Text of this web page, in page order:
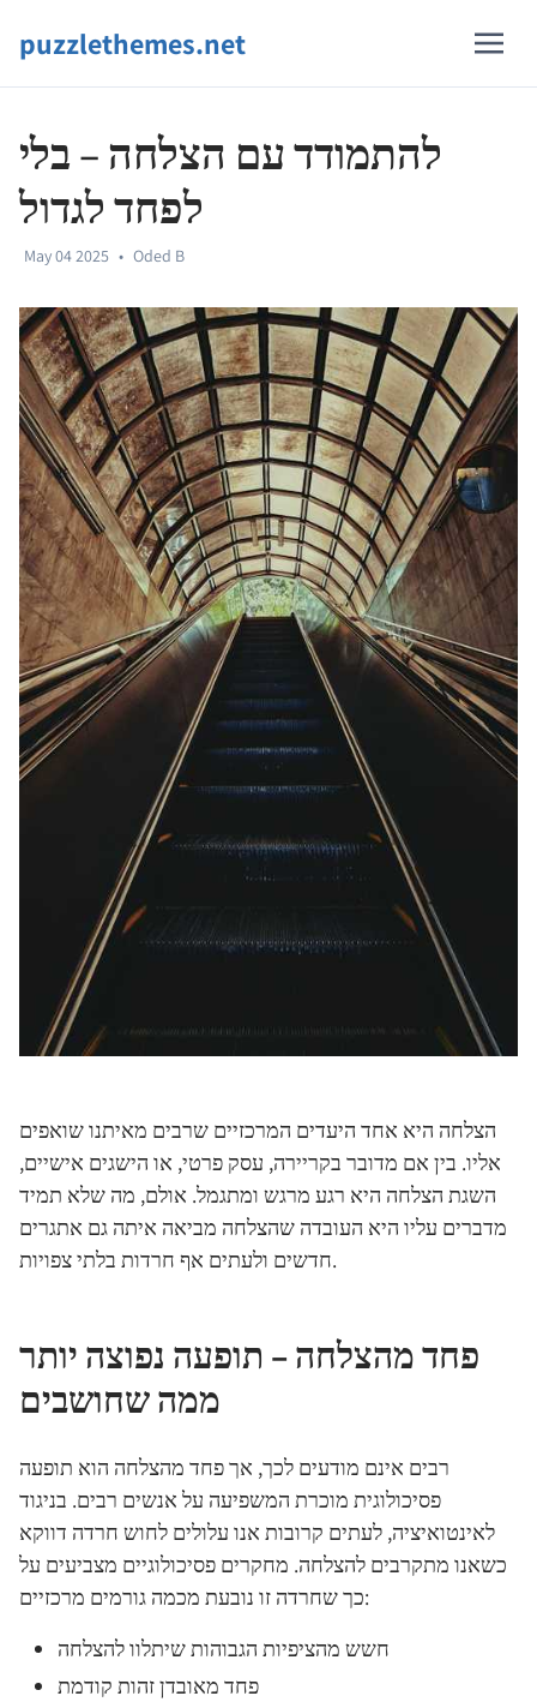
puzzlethemes.net
להתמודד עם הצלחה – בלי
לפחד לגדול
May 04 2025 • Oded B
הצלחה היא אחד היעדים המרכזיים שרבים מאיתנו שואפים
אליו. בין אם מדובר בקריירה, עסק פרטי, או הישגים אישיים,
השגת הצלחה היא רגע מרגש ומתגמל. אולם, מה שלא תמיד
מדברים עליו היא העובדה שהצלחה מביאה איתה גם אתגרים
חדשים ולעתים אף חרדות בלתי צפויות.
פחד מהצלחה – תופעה נפוצה יותר
ממה שחושבים
רבים אינם מודעים לכך, אך פחד מהצלחה הוא תופעה
פסיכולוגית מוכרת המשפיעה על אנשים רבים. בניגוד
לאינטואיציה, לעתים קרובות אנו עלולים לחוש חרדה דווקא
כשאנו מתקרבים להצלחה. מחקרים פסיכולוגיים מצביעים על
כך שחרדה זו נובעת מכמה גורמים מרכזיים:
חשש מהציפיות הגבוהות שיתלוו להצלחה
פחד מאובדן זהות קודמת